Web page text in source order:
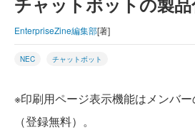
EnterpriseZine編集部[著]
NEC チャットボット
※印刷用ページ表示機能はメンバ
（登録無料）。